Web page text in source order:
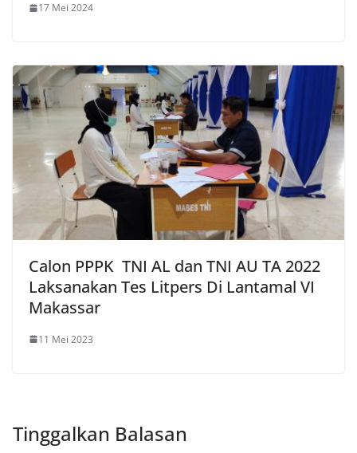
17 Mei 2024
Calon PPPK TNI AL dan TNI AU TA 2022
Laksanakan Tes Litpers Di Lantamal VI
Makassar
11 Mei 2023
Tinggalkan Balasan